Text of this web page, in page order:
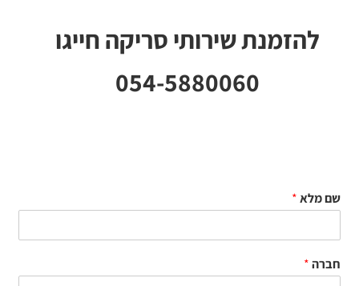
להזמנת שירותי סריקה חייגו
054-5880060
שם מלא*
חברה*